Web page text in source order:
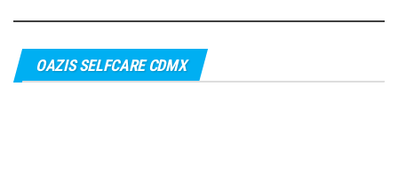
OAZIS SELFCARE CDMX